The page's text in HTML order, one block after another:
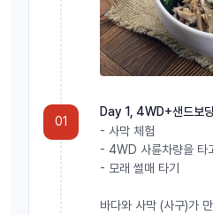
01
Day 1, 4WD+샌드보딩
- 사막 체험
- 4WD 사륜차량을 타
- 모래 썰매 타기
바다와 사막 (사구)가